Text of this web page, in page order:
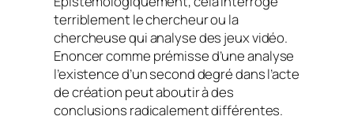
terriblement le chercheur ou la
chercheuse qui analyse des jeux vidéo.
Enoncer comme prémisse d’une analyse
l’existence d’un second degré dans l’acte
de création peut aboutir à des
conclusions radicalement différentes.